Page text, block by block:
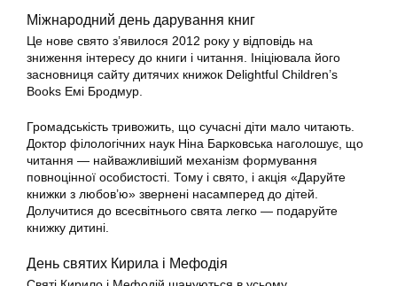
Міжнародний день дарування книг
Це нове свято з’явилося 2012 року у відповідь на
зниження інтересу до книги і читання. Ініціювала його
засновниця сайту дитячих книжок Delightful Children’s
Books Емі Бродмур.
Громадськість тривожить, що сучасні діти мало читають.
Доктор філологічних наук Ніна Барковська наголошує, що
читання — найважливіший механізм формування
повноцінної особистості. Тому і свято, і акція «Даруйте
книжки з любов’ю» звернені насамперед до дітей.
Долучитися до всесвітнього свята легко — подаруйте
книжку дитині.
День святих Кирила і Мефодія